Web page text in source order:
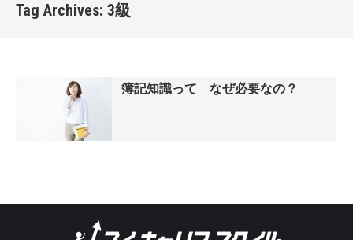
Tag Archives: 3級
簿記知識って なぜ必要なの？